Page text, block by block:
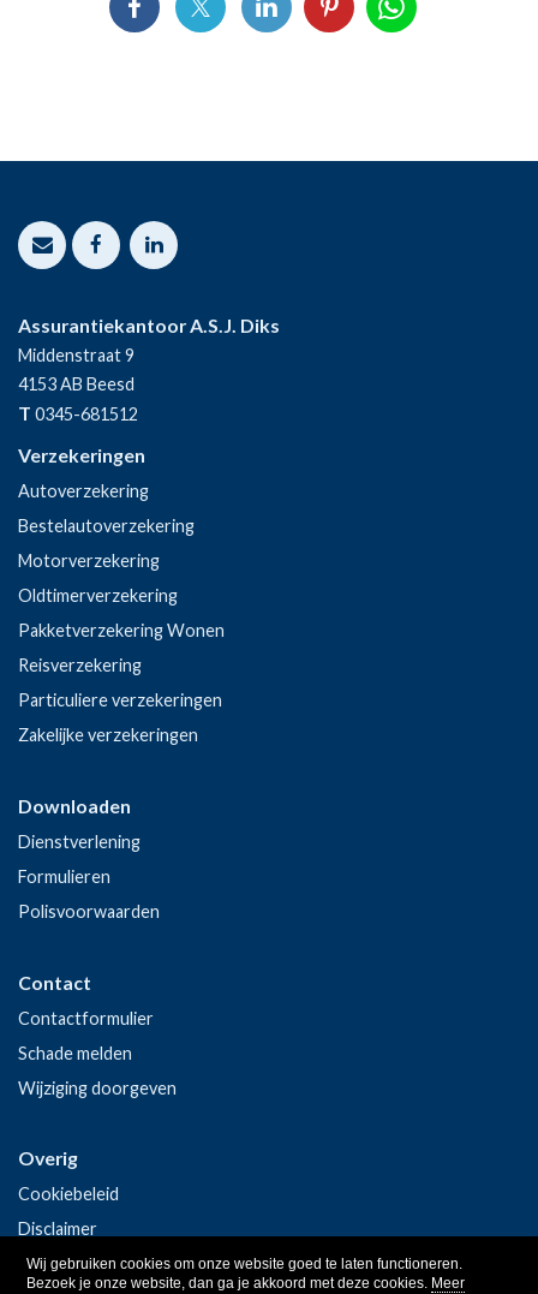
Wij gebruiken cookies om onze website goed te laten functioneren.
Bezoek je onze website, dan ga je akkoord met deze cookies. Meer
Assurantiekantoor A.S.J. Diks
Middenstraat 9
4153 AB Beesd
T 0345-681512
Verzekeringen
Autoverzekering
Bestelautoverzekering
Motorverzekering
Oldtimerverzekering
Pakketverzekering Wonen
Reisverzekering
Particuliere verzekeringen
Zakelijke verzekeringen
Downloaden
Dienstverlening
Formulieren
Polisvoorwaarden
Contact
Contactformulier
Schade melden
Wijziging doorgeven
Overig
Cookiebeleid
Disclaimer
Privacy